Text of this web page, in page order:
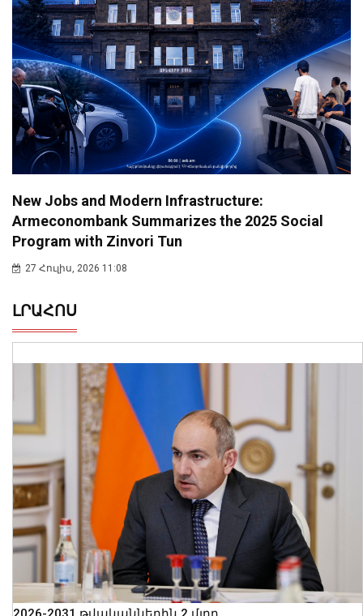
New Jobs and Modern Infrastructure:
Armeconombank Summarizes the 2025 Social
Program with Zinvori Tun
27 Հուլիս, 2026 11:08
ԼՐԱՀՈՍ